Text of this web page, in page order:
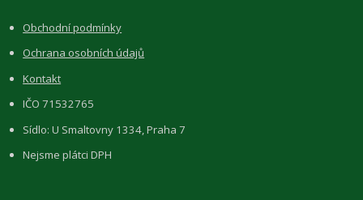
Obchodní podmínky
Ochrana osobních údajů
Kontakt
IČO 71532765
Sídlo: U Smaltovny 1334, Praha 7
Nejsme plátci DPH